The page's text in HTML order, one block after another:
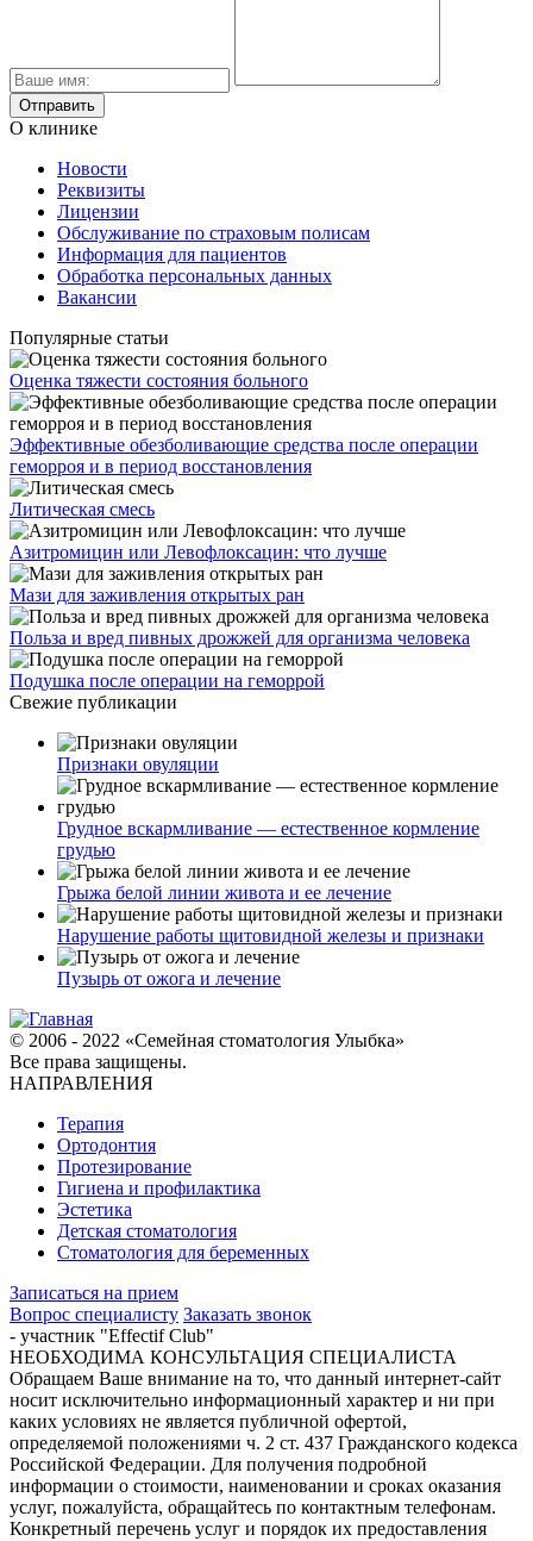
О клинике
Новости
Реквизиты
Лицензии
Обслуживание по страховым полисам
Информация для пациентов
Обработка персональных данных
Вакансии
Популярные статьи
Оценка тяжести состояния больного
Эффективные обезболивающие средства после операции
геморроя и в период восстановления
Литическая смесь
Азитромицин или Левофлоксацин: что лучше
Мази для заживления открытых ран
Польза и вред пивных дрожжей для организма человека
Подушка после операции на геморрой
Свежие публикации
Признаки овуляции
Грудное вскармливание — естественное кормление
грудью
Грыжа белой линии живота и ее лечение
Нарушение работы щитовидной железы и признаки
Пузырь от ожога и лечение
© 2006 - 2022 «Семейная стоматология Улыбка»
Все права защищены.
НАПРАВЛЕНИЯ
Терапия
Ортодонтия
Протезирование
Гигиена и профилактика
Эстетика
Детская стоматология
Стоматология для беременных
Записаться на прием
Вопрос специалисту Заказать звонок
- участник "Effectif Club"
НЕОБХОДИМА КОНСУЛЬТАЦИЯ СПЕЦИАЛИСТА
Обращаем Ваше внимание на то, что данный интернет-сайт
носит исключительно информационный характер и ни при
каких условиях не является публичной офертой,
определяемой положениями ч. 2 ст. 437 Гражданского кодекса
Российской Федерации. Для получения подробной
информации о стоимости, наименовании и сроках оказания
услуг, пожалуйста, обращайтесь по контактным телефонам.
Конкретный перечень услуг и порядок их предоставления